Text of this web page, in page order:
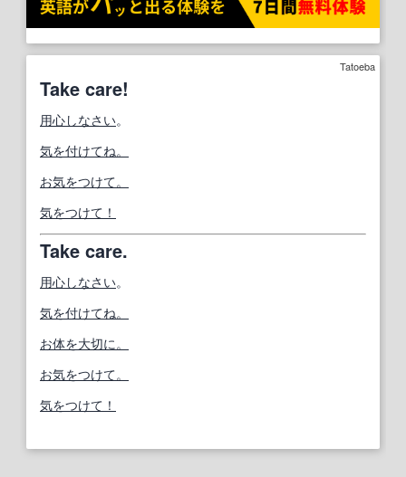
Tatoeba
Take care!
用心しなさい。
気を付けてね。
お気をつけて。
気をつけて！
Take care.
用心しなさい。
気を付けてね。
お体を大切に。
お気をつけて。
気をつけて！